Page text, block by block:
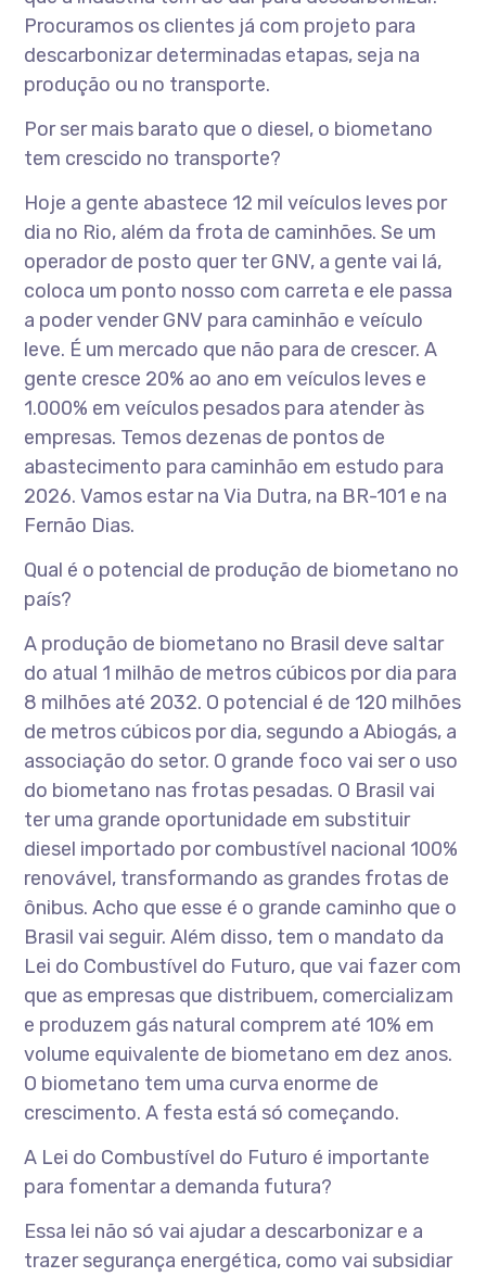
Procuramos os clientes já com projeto para
descarbonizar determinadas etapas, seja na
produção ou no transporte.
Por ser mais barato que o diesel, o biometano
tem crescido no transporte?
Hoje a gente abastece 12 mil veículos leves por
dia no Rio, além da frota de caminhões. Se um
operador de posto quer ter GNV, a gente vai lá,
coloca um ponto nosso com carreta e ele passa
a poder vender GNV para caminhão e veículo
leve. É um mercado que não para de crescer. A
gente cresce 20% ao ano em veículos leves e
1.000% em veículos pesados para atender às
empresas. Temos dezenas de pontos de
abastecimento para caminhão em estudo para
2026. Vamos estar na Via Dutra, na BR-101 e na
Fernão Dias.
Qual é o potencial de produção de biometano no
país?
A produção de biometano no Brasil deve saltar
do atual 1 milhão de metros cúbicos por dia para
8 milhões até 2032. O potencial é de 120 milhões
de metros cúbicos por dia, segundo a Abiogás, a
associação do setor. O grande foco vai ser o uso
do biometano nas frotas pesadas. O Brasil vai
ter uma grande oportunidade em substituir
diesel importado por combustível nacional 100%
renovável, transformando as grandes frotas de
ônibus. Acho que esse é o grande caminho que o
Brasil vai seguir. Além disso, tem o mandato da
Lei do Combustível do Futuro, que vai fazer com
que as empresas que distribuem, comercializam
e produzem gás natural comprem até 10% em
volume equivalente de biometano em dez anos.
O biometano tem uma curva enorme de
crescimento. A festa está só começando.
A Lei do Combustível do Futuro é importante
para fomentar a demanda futura?
Essa lei não só vai ajudar a descarbonizar e a
trazer segurança energética, como vai subsidiar